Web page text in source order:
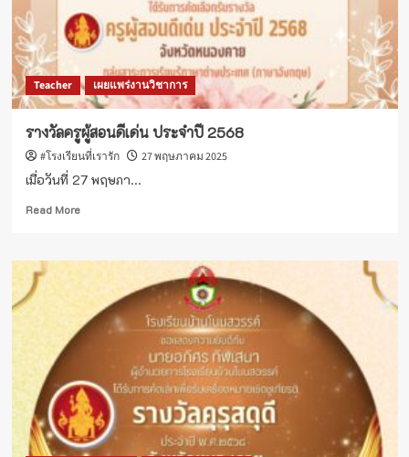
ด้าน
ระบบ
สารสนเทศ
การ
วางแผน
และ
สนับสนุน
การ
บริหาร
ประมาณ
ศึกษา
Teacher เผยแพร่งานวิชาการ
รางวัลครูผู้สอนดีเด่น ประจำปี 2568
#โรงเรียนที่เรารัก 27 พฤษภาคม 2025
เมื่อวันที่ 27 พฤษภา...
Read MoreRead
รางวัล
สอน
ดี
ปี
2568